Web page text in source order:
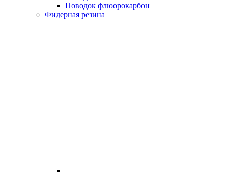
Поводок флюорокарбон
Фидерная резина